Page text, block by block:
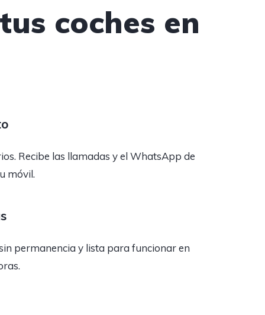
coches en
Recibe las llamadas y el WhatsApp de
móvil.
permanencia y lista para funcionar en